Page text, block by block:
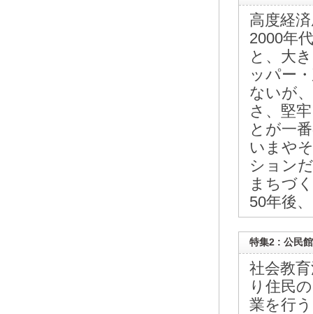
高度経
2000年
と、大
ッパー
ないが
さ、堅
とが一
いまや
ション
まちづ
50年後
特集2 : 公民
社会教
り住民
業を行